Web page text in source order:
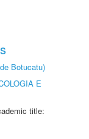
Botucatu)
E
title: